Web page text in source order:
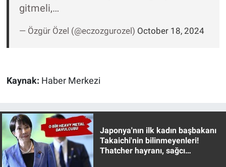
gitmeli,…
— Özgür Özel (@eczozgurozel) October 18, 2024
Kaynak: Haber Merkezi
Japonya'nın ilk kadın başbakanı
Takaichi'nin bilinmeyenleri!
Thatcher hayranı, sağcı